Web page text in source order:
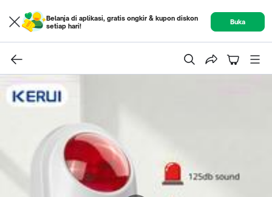
Belanja di aplikasi, gratis ongkir & kupon diskon
setiap hari!
Buka